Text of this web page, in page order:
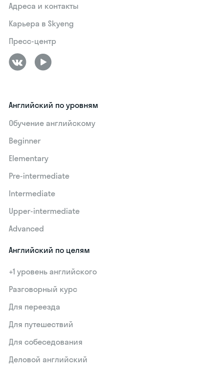
Адреса и контакты
Карьера в Skyeng
Пресс-центр
Английский по уровням
Обучение английскому
Beginner
Elementary
Pre-intermediate
Intermediate
Upper-intermediate
Advanced
Английский по целям
+1 уровень английского
Разговорный курс
Для переезда
Для путешествий
Для собеседования
Деловой английский